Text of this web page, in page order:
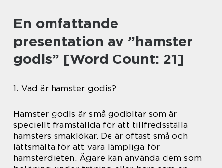
En omfattande
presentation av ”hamster
godis” [Word Count: 21]
1. Vad är hamster godis?
Hamster godis är små godbitar som är
speciellt framställda för att tillfredsställa
hamsters smaklökar. De är oftast små och
lättsmälta för att vara lämpliga för
hamsterdieten. Ägare kan använda dem som